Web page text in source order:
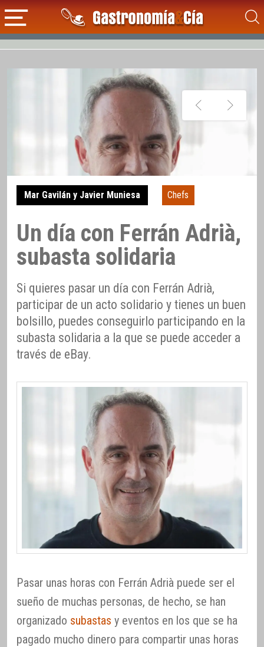
Mar Gavilán y Javier Muniesa Chefs
Un día con Ferrán Adrià,
subasta solidaria
Si quieres pasar un día con Ferrán Adrià,
participar de un acto solidario y tienes un buen
bolsillo, puedes conseguirlo participando en la
subasta solidaria a la que se puede acceder a
través de eBay.
Pasar unas horas con Ferrán Adrià puede ser el
sueño de muchas personas, de hecho, se han
organizado subastas y eventos en los que se ha
pagado mucho dinero para compartir unas horas